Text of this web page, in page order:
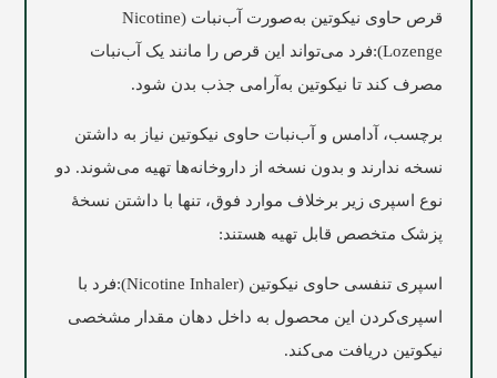
قرص حاوی نیکوتین به‌صورت آب‌نبات (Nicotine
Lozenge):فرد می‌تواند این قرص را مانند یک آب‌نبات
مصرف کند تا نیکوتین به‌آرامی جذب بدن شود.
برچسب، آدامس و آب‌نبات حاوی نیکوتین نیاز به داشتن
نسخه ندارند و بدون نسخه از داروخانه‌ها تهیه می‌شوند. دو
نوع اسپری زیر برخلاف موارد فوق، تنها با داشتن نسخۀ
پزشک متخصص قابل تهیه هستند:
اسپری تنفسی حاوی نیکوتین (Nicotine Inhaler):فرد با
اسپری‌کردن این محصول به داخل دهان مقدار مشخصی
نیکوتین دریافت می‌کند.